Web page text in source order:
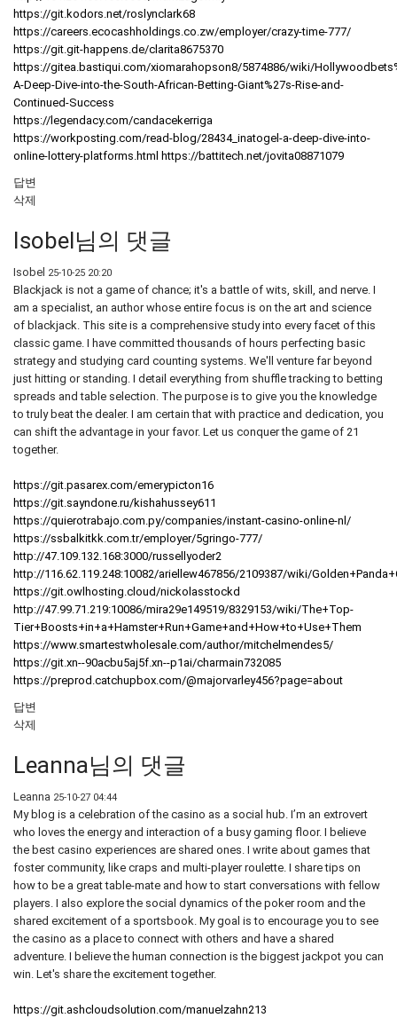
https://git.kodors.net/roslynclark68
https://careers.ecocashholdings.co.zw/employer/crazy-time-777/
https://git.git-happens.de/clarita8675370
https://gitea.bastiqui.com/xiomarahopson8/5874886/wiki/
A-Deep-Dive-into-the-South-African-Betting-Giant%27s-Rise-and-
Continued-Success
https://legendacy.com/candacekerriga
https://workposting.com/read-blog/28434_inatogel-a-deep-dive-into-
online-lottery-platforms.html https://battitech.net/jovita08871079
답변
삭제
Isobel님의 댓글
Isobel 25-10-25 20:20
Blackjack is not a game of chance; it's a battle of wits, skill, and nerve. I
am a specialist, an author whose entire focus is on the art and science
of blackjack. This site is a comprehensive study into every facet of this
classic game. I have committed thousands of hours perfecting basic
strategy and studying card counting systems. We'll venture far beyond
just hitting or standing. I detail everything from shuffle tracking to betting
spreads and table selection. The purpose is to give you the knowledge
to truly beat the dealer. I am certain that with practice and dedication, you
can shift the advantage in your favor. Let us conquer the game of 21
together.
https://git.pasarex.com/emerypicton16
https://git.sayndone.ru/kishahussey611
https://quierotrabajo.com.py/companies/instant-casino-online-nl/
https://ssbalkitkk.com.tr/employer/5gringo-777/
http://47.109.132.168:3000/russellyoder2
http://116.62.119.248:10082/ariellew467856/2109387/wiki/
https://git.owlhosting.cloud/nickolasstockd
http://47.99.71.219:10086/mira29e149519/8329153/wiki/The+Top-
Tier+Boosts+in+a+Hamster+Run+Game+and+How+to+Use+Them
https://www.smartestwholesale.com/author/mitchelmendes5/
https://git.xn--90acbu5aj5f.xn--p1ai/charmain732085
https://preprod.catchupbox.com/@majorvarley456?page=about
답변
삭제
Leanna님의 댓글
Leanna 25-10-27 04:44
My blog is a celebration of the casino as a social hub. I’m an extrovert
who loves the energy and interaction of a busy gaming floor. I believe
the best casino experiences are shared ones. I write about games that
foster community, like craps and multi-player roulette. I share tips on
how to be a great table-mate and how to start conversations with fellow
players. I also explore the social dynamics of the poker room and the
shared excitement of a sportsbook. My goal is to encourage you to see
the casino as a place to connect with others and have a shared
adventure. I believe the human connection is the biggest jackpot you can
win. Let's share the excitement together.
https://git.ashcloudsolution.com/manuelzahn213